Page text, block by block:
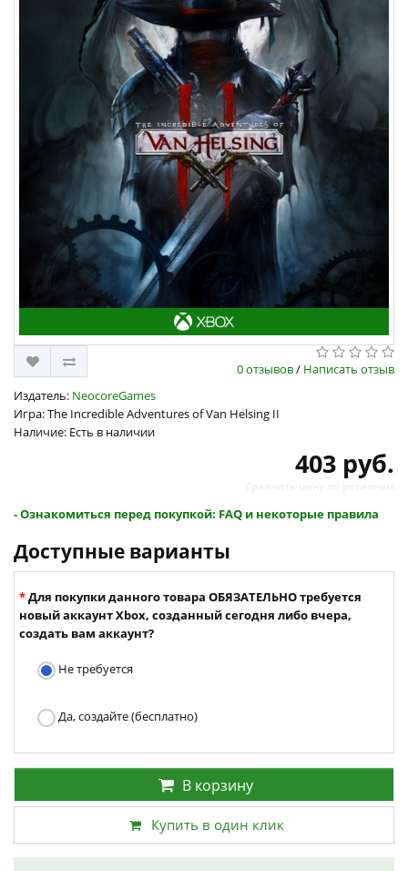
0 отзывов/ Написать отзыв
Издатель: NeocoreGames
Игра: The Incredible Adventures of Van Helsing II
Наличие: Есть в наличии
403 руб.
- Ознакомиться перед покупкой: FAQ и некоторые правила
Доступные варианты
Для покупки данного товара ОБЯЗАТЕЛЬНО требуется
новый аккаунт Xbox, созданный сегодня либо вчера,
создать вам аккаунт?
Не требуется
Да, создайте (бесплатно)
В корзину
Купить в один клик